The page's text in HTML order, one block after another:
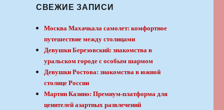
СВЕЖИЕ ЗАПИСИ
Москва Махачкала самолет: комфортное
путешествие между столицами
Девушки Березовский: знакомства в
уральском городе с особым шармом
Девушки Ростова: знакомства в южной
столице России
Мартин Казино: Премиум-платформа для
ценителей азартных развлечений